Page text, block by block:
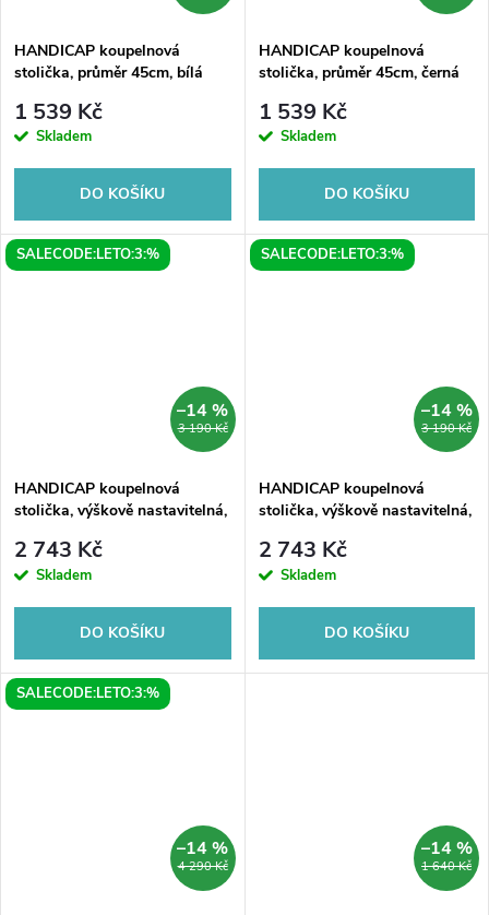
HANDICAP koupelnová
stolička, průměr 45cm, bílá
1 539 Kč
Skladem
DO KOŠÍKU
HANDICAP koupelnová
stolička, průměr 45cm, černá
1 539 Kč
Skladem
DO KOŠÍKU
SALECODE:LETO:3:%
3 190 Kč
–14 %
HANDICAP koupelnová
stolička, výškově nastavitelná,
2 743 Kč
Skladem
DO KOŠÍKU
SALECODE:LETO:3:%
3 190 Kč
–14 %
HANDICAP koupelnová
stolička, výškově nastavitelná,
2 743 Kč
Skladem
DO KOŠÍKU
SALECODE:LETO:3:%
4 290 Kč
–14 %
1 640 Kč
–14 %